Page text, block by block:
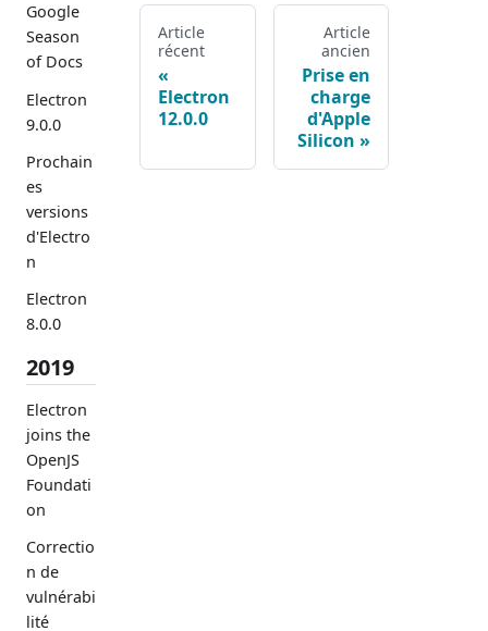
Google
Season
of Docs
Electron
9.0.0
Prochain
es
versions
d'Electro
n
Electron
8.0.0
2019
Electron
joins the
OpenJS
Foundati
on
Correctio
n de
vulnérabi
lité
Article
récent
Electron
12.0.0
Article
ancien
Prise en
charge
d'Apple
Silicon